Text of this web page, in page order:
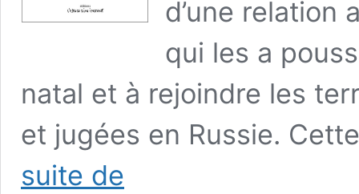
d’une relation
qui les a
natal et à rejoindre les
et jugées en Russie.
suite de